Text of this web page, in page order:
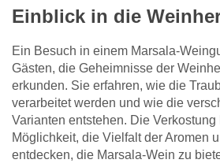
Einblick in die
Ein Besuch in einem Marsala-
Gästen, die Geheimnisse der
erkunden. Sie erfahren, wie die
verarbeitet werden und wie die
Varianten entstehen. Die
Möglichkeit, die Vielfalt der Aromen
entdecken, die Marsala-Wein zu